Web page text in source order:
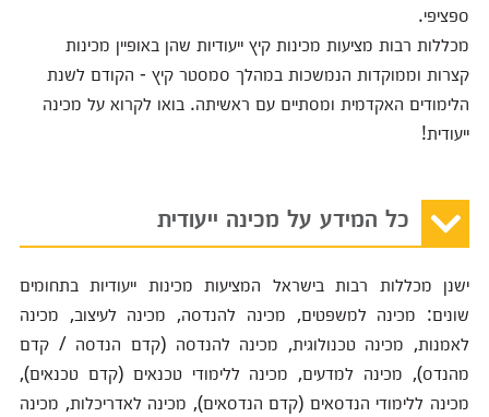
ספציפי.
מכללות רבות מציעות מכינות קיץ ייעודיות שהן באופיין מכינות
קצרות וממוקדות הנמשכות במהלך סמסטר קיץ - הקודם לשנת
הלימודים האקדמית ומסתיים עם ראשיתה. בואו לקרוא על מכינה
ייעודית!
כל המידע על מכינה ייעודית
ישנן מכללות רבות בישראל המציעות מכינות ייעודיות בתחומים
שונים: מכינה למשפטים, מכינה להנדסה, מכינה לעיצוב, מכינה
לאמנות, מכינה טכנולוגית, מכינה להנדסה (קדם הנדסה / קדם
מהנדס), מכינה למדעים, מכינה ללימודי טכנאים (קדם טכנאים),
מכינה ללימודי הנדסאים (קדם הנדסאים), מכינה לאדריכלות, מכינה